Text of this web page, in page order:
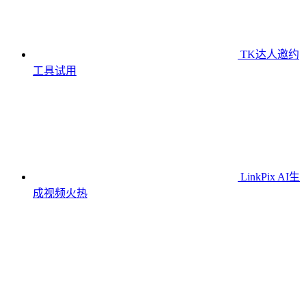
TK达人邀约
工具试用
LinkPix AI生
成视频火热